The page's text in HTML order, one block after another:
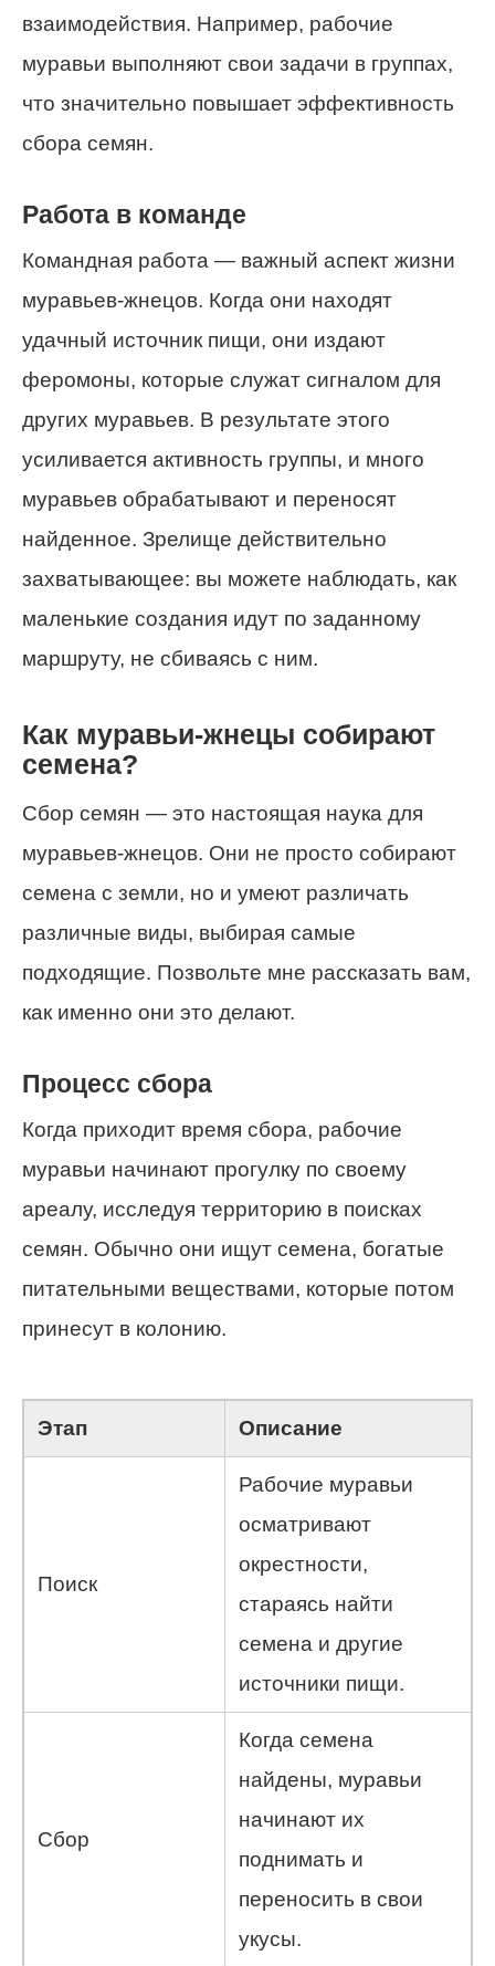
взаимодействия. Например, рабочие
муравьи выполняют свои задачи в группах,
что значительно повышает эффективность
сбора семян.
Работа в команде
Командная работа — важный аспект жизни
муравьев-жнецов. Когда они находят
удачный источник пищи, они издают
феромоны, которые служат сигналом для
других муравьев. В результате этого
усиливается активность группы, и много
муравьев обрабатывают и переносят
найденное. Зрелище действительно
захватывающее: вы можете наблюдать, как
маленькие создания идут по заданному
маршруту, не сбиваясь с ним.
Как муравьи-жнецы собирают
семена?
Сбор семян — это настоящая наука для
муравьев-жнецов. Они не просто собирают
семена с земли, но и умеют различать
различные виды, выбирая самые
подходящие. Позвольте мне рассказать вам,
как именно они это делают.
Процесс сбора
Когда приходит время сбора, рабочие
муравьи начинают прогулку по своему
ареалу, исследуя территорию в поисках
семян. Обычно они ищут семена, богатые
питательными веществами, которые потом
принесут в колонию.
Этап Описание
Поиск
Рабочие муравьи
осматривают
окрестности,
стараясь найти
семена и другие
источники пищи.
Сбор
Когда семена
найдены, муравьи
начинают их
поднимать и
переносить в свои
укусы.